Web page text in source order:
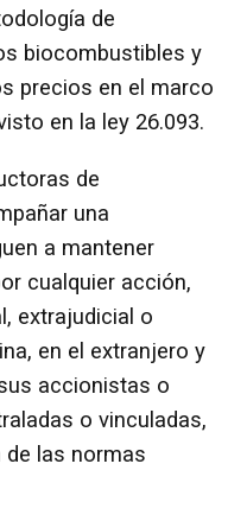
de
biocombustibles y
precios en el marco
en la ley 26.093.
de
una
a mantener
cualquier acción,
extrajudicial o
en el extranjero y
accionistas o
o vinculadas,
las normas